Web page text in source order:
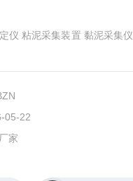
仪 粘泥采集装置 黏泥采集
的作用，引起金属设备的腐蚀
05-22
家